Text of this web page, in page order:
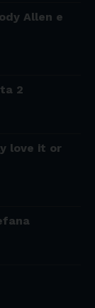
Allen e
2
love it or